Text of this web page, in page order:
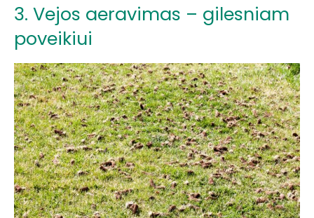
3. Vejos aeravimas – gilesniam
poveikiui